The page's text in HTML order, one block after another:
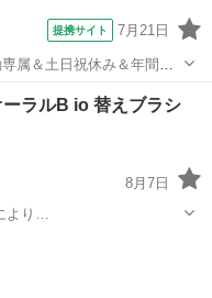
提携サイト 7月21日
属＆土日祝休み＆年間休
勤OK＆無料駐車場あり
常陸大宮市》 人気の
ラルB io 替えブラシ
8月7日
より…